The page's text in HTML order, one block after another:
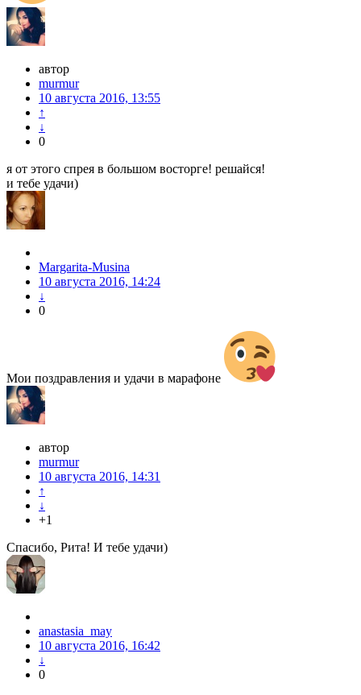
автор
murmur
10 августа 2016, 13:55
↑
↓
0
я от этого спрея в большом восторге! решайся!
и тебе удачи)
Margarita-Musina
10 августа 2016, 14:24
↓
0
Мои поздравления и удачи в марафоне
автор
murmur
10 августа 2016, 14:31
↑
↓
+1
Спасибо, Рита! И тебе удачи)
anastasia_may
10 августа 2016, 16:42
↓
0